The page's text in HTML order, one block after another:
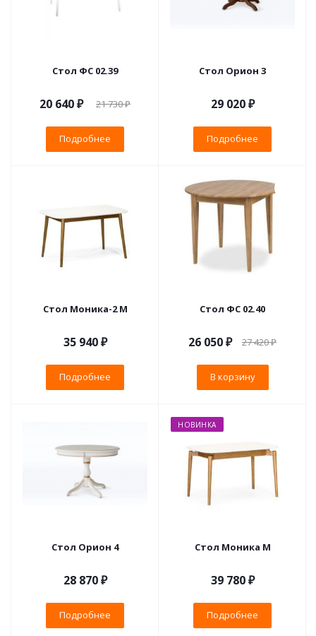
Стол ФС 02.39
20 640 ₽ 21 730 ₽
Подробнее
Стол Орион 3
29 020 ₽
Подробнее
Стол Моника-2 М
35 940 ₽
Подробнее
Стол ФС 02.40
26 050₽ 27 420₽
В корзину
Стол Орион 4
28 870 ₽
Подробнее
НОВИНКА
Стол Моника М
39 780 ₽
Подробнее